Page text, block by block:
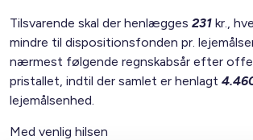
Tilsvarende skal der henlægges231 kr.,
mindre til dispositionsfonden pr.
nærmest følgende regnskabsår efter
pristallet, indtil der samlet er henlagt
lejemålsenhed.
Med venlig hilsen